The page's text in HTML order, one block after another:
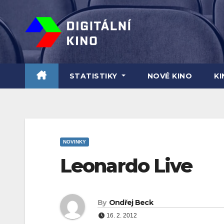
to
content
STATISTIKY NOVÉ KINO
NOVINKY
Leonardo Live
By Ondřej Beck
16. 2. 2012